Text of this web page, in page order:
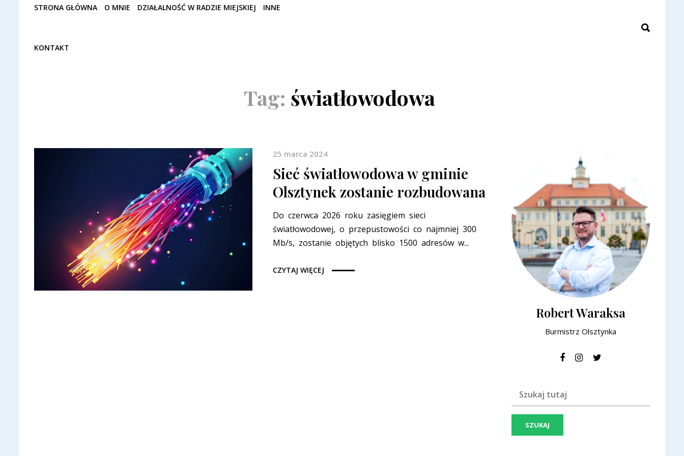
STRONA GŁÓWNA O MNIE DZIAŁALNOŚĆ W RADZIE MIEJSKIEJ INNE
KONTAKT
Tag: światłowodowa
25 marca 2024
Sieć światłowodowa w gminie
Olsztynek zostanie rozbudowana
Do czerwca 2026 roku zasięgiem sieci
światłowodowej, o przepustowości co najmniej 300
Mb/s, zostanie objętych blisko 1500 adresów w...
CZYTAJ WIĘCEJ
Robert Waraksa
Burmistrz Olsztynka
Szukaj frazy: